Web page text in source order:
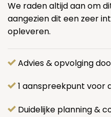
We raden altijd aan om
aangezien dit een zeer
opleveren.
Advies & opvolging
1 aanspreekpunt voor
Duidelijke planning &